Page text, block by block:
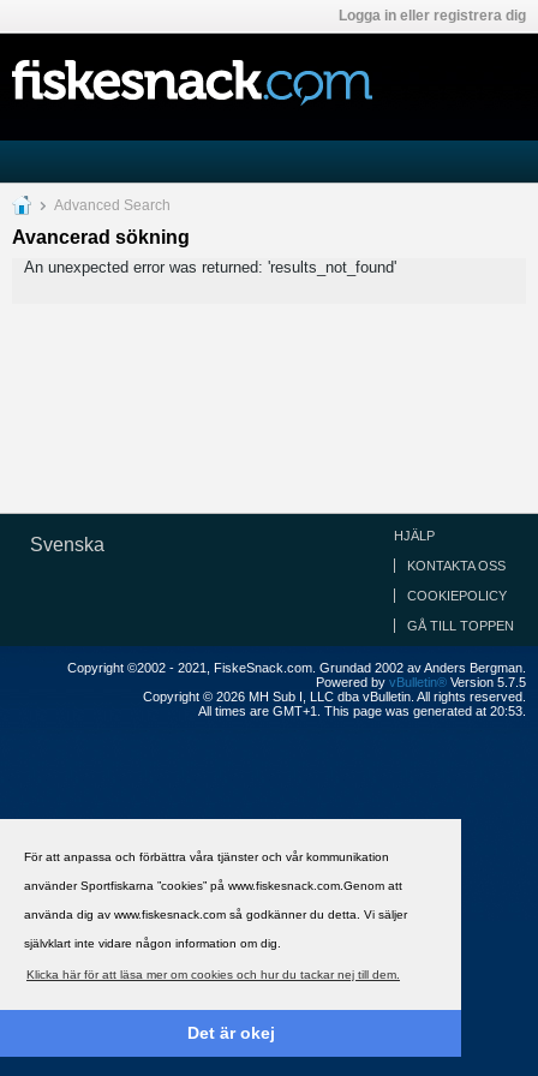
För att anpassa och förbättra våra tjänster och vår kommunikation
använder Sportfiskarna ”cookies” på www.fiskesnack.com.Genom att
använda dig av www.fiskesnack.com så godkänner du detta. Vi säljer
självklart inte vidare någon information om dig.
Klicka här för att läsa mer om cookies och hur du tackar nej till dem.
Det är okej
Logga in eller registrera dig
Advanced Search
Avancerad sökning
An unexpected error was returned: 'results_not_found'
Svenska HJÄLP
KONTAKTA OSS
COOKIEPOLICY
GÅ TILL TOPPEN
Copyright ©2002 - 2021, FiskeSnack.com. Grundad 2002 av Anders Bergman.
Powered by vBulletin® Version 5.7.5
Copyright © 2026 MH Sub I, LLC dba vBulletin. All rights reserved.
All times are GMT+1. This page was generated at 20:53.